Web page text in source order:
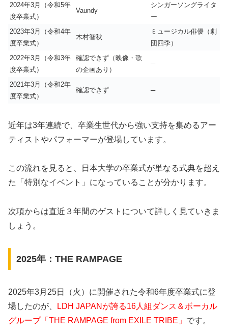
2024年3月（令和5年
度卒業式）
Vaundy
シンガーソングライタ
ー
2023年3月（令和4年
度卒業式）
木村智秋
ミュージカル俳優（劇
団四季）
2022年3月（令和3年
度卒業式）
確認できず（映像・歌
の企画あり）
─
2021年3月（令和2年
度卒業式）
確認できず ─
近年は3年連続で、卒業生世代から強い支持を集めるアー
ティストやパフォーマーが登場しています。
この流れを見ると、日本大学の卒業式が単なる式典を超え
た「特別なイベント」になっていることが分かります。
次項からは直近３年間のゲストについて詳しく見ていきま
しょう。
2025年：THE RAMPAGE
2025年3月25日（火）に開催された令和6年度卒業式に登
場したのが、
LDH JAPANが誇る16人組ダンス＆ボーカル
グループ「THE RAMPAGE from EXILE TRIBE」 です。